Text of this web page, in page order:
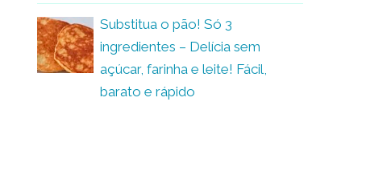
Substitua o pão! Só 3
ingredientes – Delícia sem
açúcar, farinha e leite! Fácil,
barato e rápido